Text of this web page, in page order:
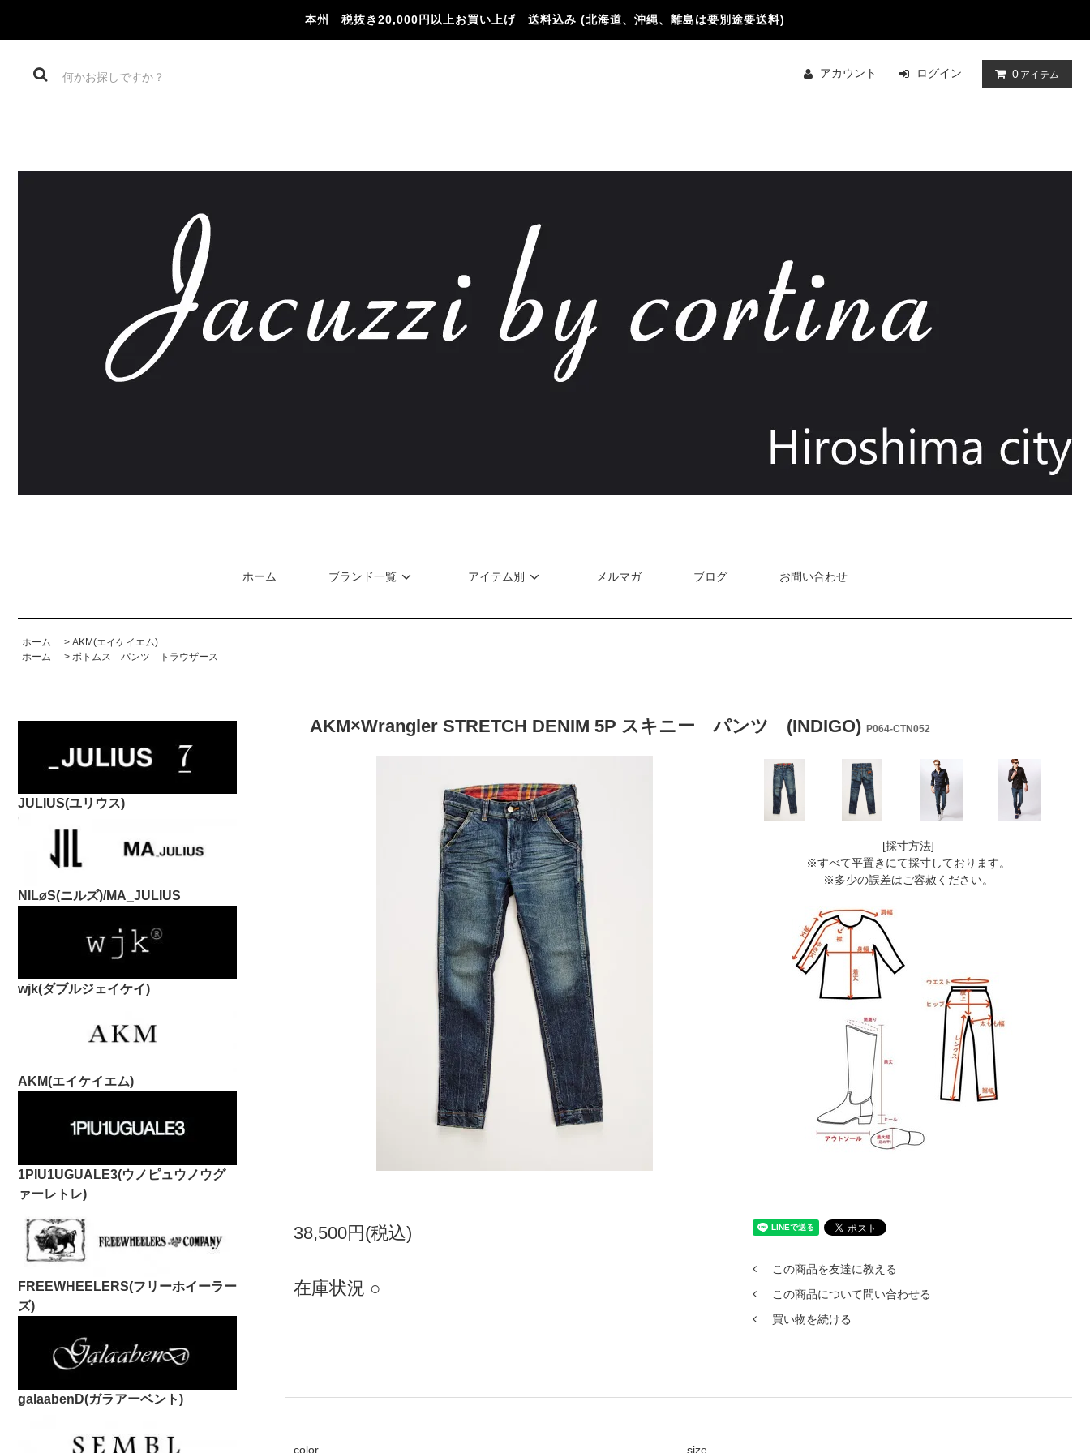
本州 税抜き20,000円以上お買い上げ 送料込み (北海道、沖縄、離島は要別途要送料)
アカウント ログイン 0 アイテム
ホーム ブランド一覧 アイテム別 メルマガ ブログ お問い合わせ
ホーム > AKM(エイケイエム)
ホーム
> ボトムス パンツ トラウザース
JULIUS(ユリウス)
NILøS(ニルズ)/MA_JULIUS
wjk(ダブルジェイケイ)
AKM(エイケイエム)
1PIU1UGUALE3(ウノピュウノウグ
ァーレトレ)
FREEWHEELERS(フリーホイーラー
ズ)
galaabenD(ガラアーベント)
AKM×Wrangler STRETCH DENIM 5P スキニー パンツ (INDIGO) P064-CTN052
[採寸方法]
※すべて平置きにて採寸しております。
※多少の誤差はご容赦ください。
38,500円(税込)
在庫状況 ○
この商品を友達に教える
この商品について問い合わせる
買い物を続ける
color size